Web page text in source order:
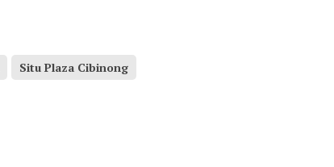
Situ Plaza Cibinong